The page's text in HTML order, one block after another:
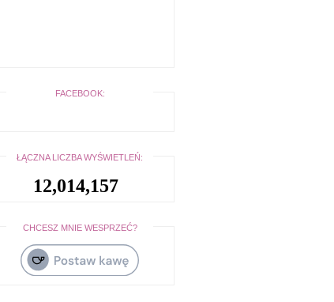
FACEBOOK:
ŁĄCZNA LICZBA WYŚWIETLEŃ:
12,014,157
CHCESZ MNIE WESPRZEĆ?